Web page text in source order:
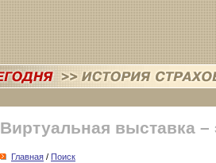
Виртуальная выставка –
Главная / Поиск